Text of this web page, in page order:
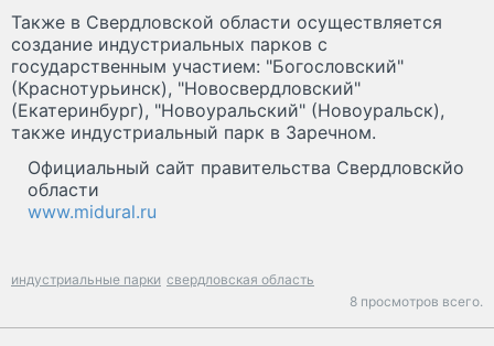
Также в Свердловской области осуществляется
создание индустриальных парков с
государственным участием: "Богословский"
(Краснотурьинск), "Новосвердловский"
(Екатеринбург), "Новоуральский" (Новоуральск),
также индустриальный парк в Заречном.
Официальный сайт правительства Свердловскйо
области
www.midural.ru
индустриальные парки свердловская область
8 просмотров всего.